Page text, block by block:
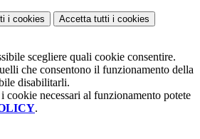
i cookies Accetta tutti i cookies
scegliere quali cookie consentire.
che consentono il funzionamento della
disabilitarli.
cookie necessari al funzionamento potete
.